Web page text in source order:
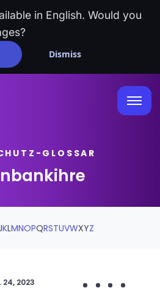
in English. Would you
Dismiss
GLOSSAR
KLMNOPQRSTUVWXYZ
24, 2023